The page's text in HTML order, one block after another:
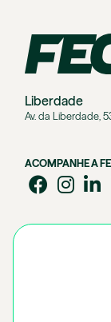
Liberdade
Av. da Liberdade,
ACOMPANHE A